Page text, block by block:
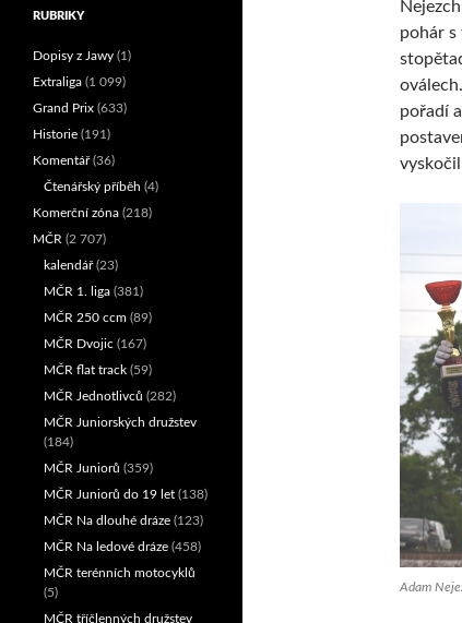
pohár s
pořadí
Adam
RUBRIKY
Dopisy z Jawy (1)
Extraliga (1 099)
Grand Prix (633)
Historie (191)
Komentář(36)
Čtenářský příběh (4)
Komerční zóna (218)
MČR (2 707)
kalendář(23)
MČR 1. liga (381)
MČR 250 ccm (89)
MČR Dvojic (167)
MČR flat track (59)
MČR Jednotlivců (282)
MČR Juniorských družstev
(184)
MČR Juniorů (359)
MČR Juniorů do 19 let (138)
MČR Na dlouhé dráze (123)
MČR Na ledové dráze (458)
MČR terénních motocyklů
(5)
MČR tříčlenných družstev